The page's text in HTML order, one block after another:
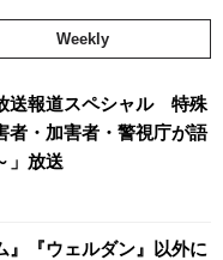
Weekly
送報道スペシャル 特殊
者・加害者・警視庁が語
」放送
』『ウェルダン』以外に